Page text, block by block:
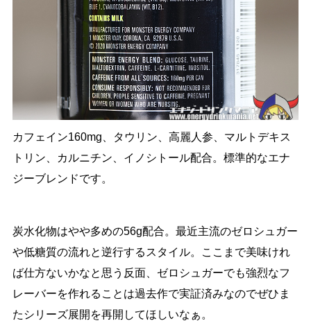
カフェイン160mg、タウリン、高麗人参、マルトデキス
トリン、カルニチン、イノシトール配合。標準的なエナ
ジーブレンドです。
炭水化物はやや多めの56g配合。最近主流のゼロシュガー
や低糖質の流れと逆行するスタイル。ここまで美味けれ
ば仕方ないかなと思う反面、ゼロシュガーでも強烈なフ
レーバーを作れることは過去作で実証済みなのでぜひま
たシリーズ展開を再開してほしいなぁ。